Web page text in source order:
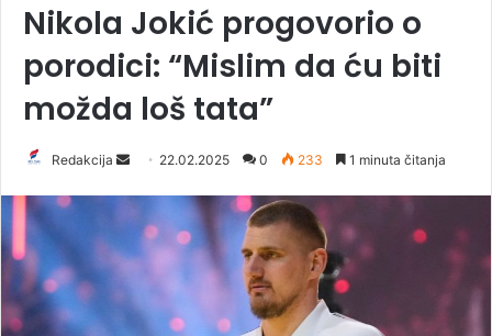
Nikola Jokić progovorio o
porodici: “Mislim da ću biti
možda loš tata”
Redakcija
a
22.02.2025 0 233 1 minuta čitanja